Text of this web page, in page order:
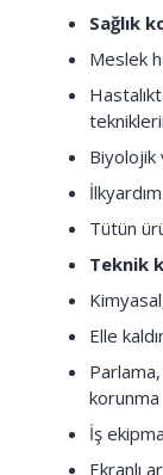
Sağlık
Meslek
Biyolojik
İlkyardım
Tütün
Teknik
Elle
korunma
İş
Ekranlı